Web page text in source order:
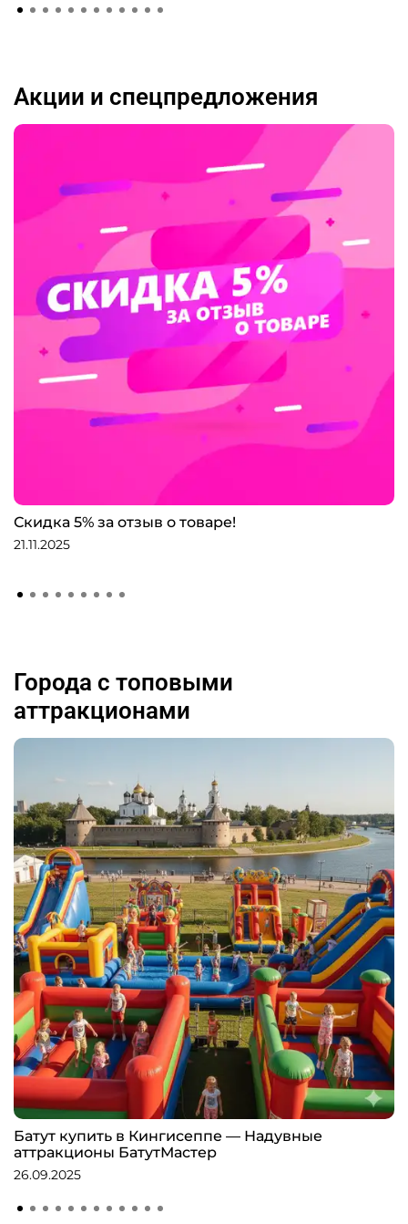
Акции и спецпредложения
Скидка 5% за отзыв о товаре!
21.11.2025
Города с топовыми
аттракционами
Батут купить в Кингисеппе — Надувные
аттракционы БатутМастер
26.09.2025